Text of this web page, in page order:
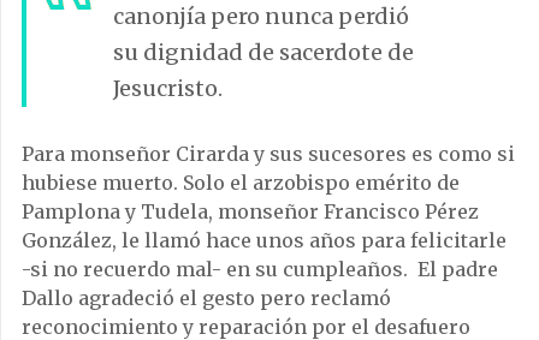
canonjía pero nunca perdió
su dignidad de sacerdote de
Jesucristo.
Para monseñor Cirarda y sus sucesores es como si
hubiese muerto. Solo el arzobispo emérito de
Pamplona y Tudela, monseñor Francisco Pérez
González, le llamó hace unos años para felicitarle
-si no recuerdo mal- en su cumpleaños. El padre
Dallo agradeció el gesto pero reclamó
reconocimiento y reparación por el desafuero